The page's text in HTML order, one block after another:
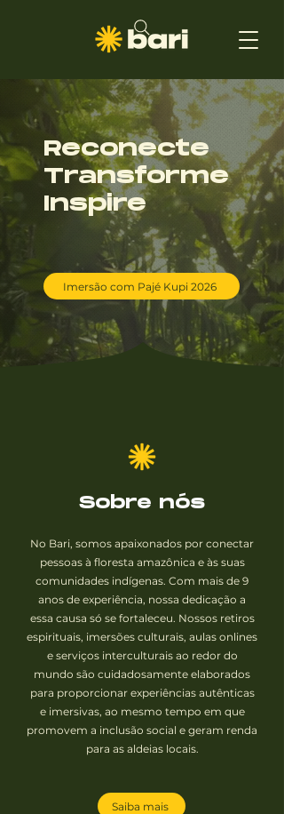
Reconecte
Transforme
Inspire
Imersão com Pajé Kupi 2026
Sobre nós
No Bari, somos apaixonados por conectar
pessoas à floresta amazônica e às suas
comunidades indígenas. Com mais de 9
anos de experiência, nossa dedicação a
essa causa só se fortaleceu. Nossos retiros
espirituais, imersões culturais, aulas onlines
e serviços interculturais ao redor do
mundo são cuidadosamente elaborados
para proporcionar experiências autênticas
e imersivas, ao mesmo tempo em que
promovem a inclusão social e geram renda
para as aldeias locais.
Saiba mais